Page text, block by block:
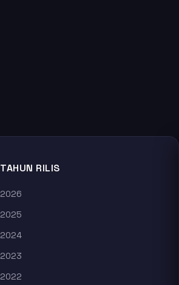
TAHUN RILIS
2026
2025
2024
2023
2022